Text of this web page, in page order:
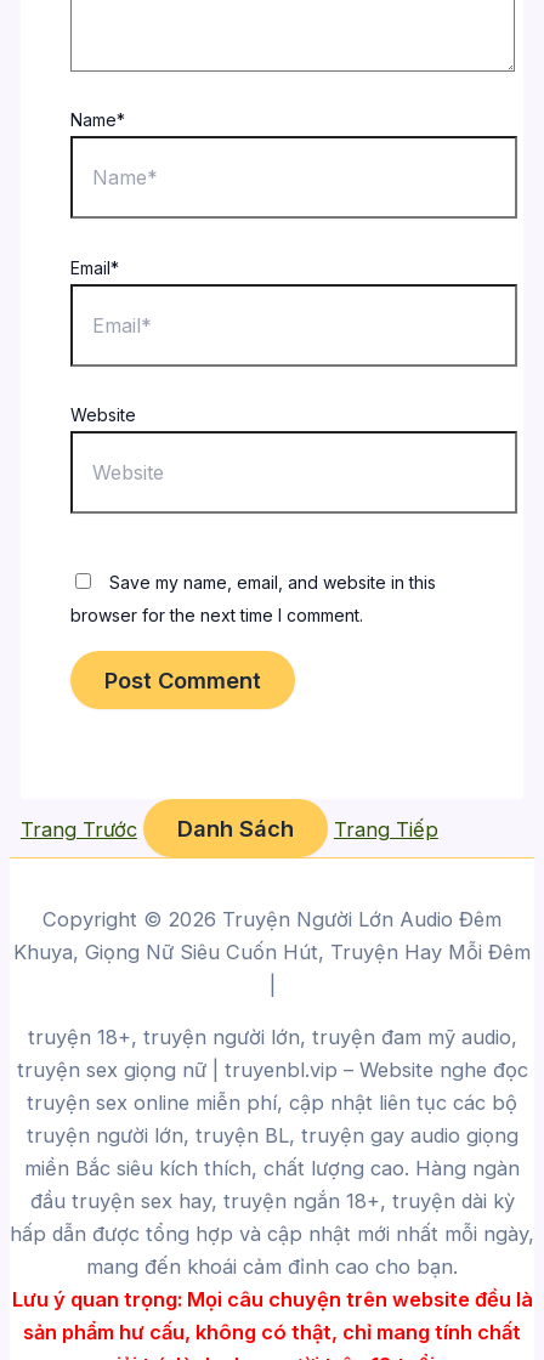
Name*
Email*
Website
Save my name, email, and website in this
browser for the next time I comment.
Trang Trước Danh Sách Trang Tiếp
Copyright © 2026 Truyện Người Lớn Audio Đêm
Khuya, Giọng Nữ Siêu Cuốn Hút, Truyện Hay Mỗi Đêm
truyện 18+, truyện người lớn, truyện đam mỹ audio,
truyện sex giọng nữ | truyenbl.vip – Website nghe đọc
truyện sex online miễn phí, cập nhật liên tục các bộ
truyện người lớn, truyện BL, truyện gay audio giọng
miền Bắc siêu kích thích, chất lượng cao. Hàng ngàn
đầu truyện sex hay, truyện ngắn 18+, truyện dài kỳ
hấp dẫn được tổng hợp và cập nhật mới nhất mỗi ngày,
mang đến khoái cảm đỉnh cao cho bạn.
Lưu ý quan trọng: Mọi câu chuyện trên website đều là
sản phẩm hư cấu, không có thật, chỉ mang tính chất